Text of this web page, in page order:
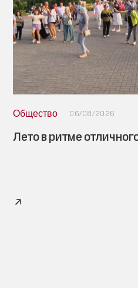
Общество 06/08/2026
Лето в ритме